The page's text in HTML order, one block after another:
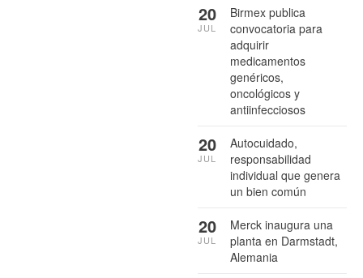
Birmex publica
convocatoria para
adquirir
medicamentos
genéricos,
oncológicos y
antiinfecciosos
20
JUL
Autocuidado,
responsabilidad
individual que genera
un bien común
20
JUL
Merck inaugura una
planta en Darmstadt,
Alemania
20
JUL